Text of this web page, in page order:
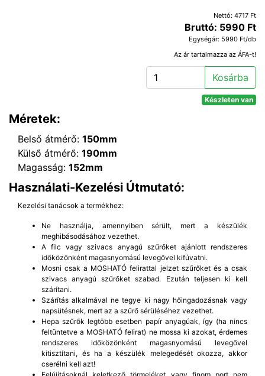
Nettó: 4717 Ft
Bruttó: 5990 Ft
Egységár: 5990 Ft/db
Az ár tartalmazza az ÁFA-t!
Kosárba
Készleten van
Méretek:
Belső átmérő: 150mm
Külső átmérő: 190mm
Magasság: 152mm
Használati-Kezelési Útmutató:
Kezelési tanácsok a termékhez:
Ne használja, amennyiben sérült, mert a készülék
meghibásodásához vezethet.
A filc vagy szivacs anyagú szűrőket ajánlott rendszeres
időközönként magasnyomású levegővel kifúvatni.
Mosni csak a MOSHATÓ felirattal jelzet szűrőket és a csak
szivacs anyagú szűrőket szabad. Ezután teljesen ki kell
szárítani.
Szárítás alkalmával ne tegye ki nagy hőingadozásnak vagy
napsütésnek, mert az a szűrő sérüléséhez vezethet.
Hepa szűrők legtöbb esetben papír anyagúak, így (ha nincs
feltüntetve a MOSHATÓ felirat) ne mossa ki azokat, érdemes
rendszeres időközönként magasnyomású levegővel
kitisztítani, és ha a készülék melegedését okozza, akkor
cserélni kell azt!